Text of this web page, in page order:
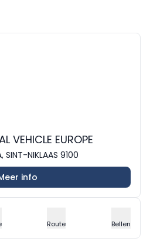
VEHICLE EUROPE
SINT-NIKLAAS 9100
info
Route Bellen